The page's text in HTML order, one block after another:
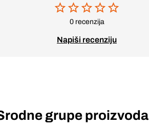
0 recenzija
Napiši recenziju
grupe proizvoda